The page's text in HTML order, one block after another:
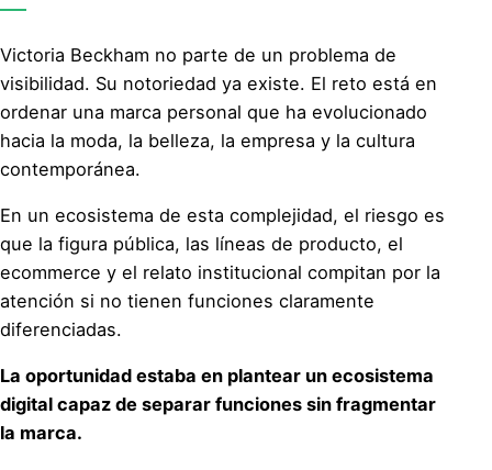
Victoria Beckham no parte de un problema de
visibilidad. Su notoriedad ya existe. El reto está en
ordenar una marca personal que ha evolucionado
hacia la moda, la belleza, la empresa y la cultura
contemporánea.
En un ecosistema de esta complejidad, el riesgo es
que la figura pública, las líneas de producto, el
ecommerce y el relato institucional compitan por la
atención si no tienen funciones claramente
diferenciadas.
La oportunidad estaba en plantear un ecosistema
digital capaz de separar funciones sin fragmentar
la marca.